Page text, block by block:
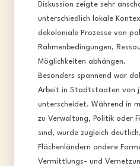
Diskussion zeigte sehr
unterschiedlich lokale
dekoloniale Prozesse von
Rahmenbedingungen,
Möglichkeiten abhängen.​
Besonders spannend war
Arbeit in Stadtstaaten von
unterscheidet. Während in
zu Verwaltung, Politik oder
sind, wurde zugleich
Flächenländern andere
Vermittlungs- und